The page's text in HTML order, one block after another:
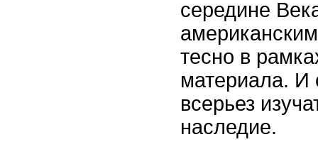
середине
тесно в
материала. И
всерьез
наследие.